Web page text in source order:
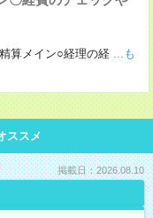
算メイン○経理の経 ...も
ススメ
掲載日：2026.08.10